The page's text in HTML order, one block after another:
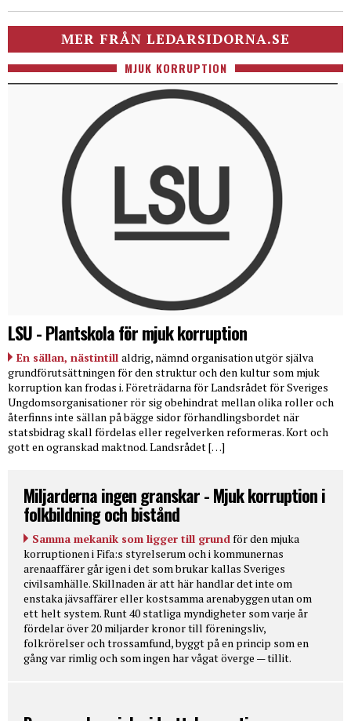
MER FRÅN LEDARSIDORNA.SE
MJUK KORRUPTION
LSU - Plantskola för mjuk korruption
En sällan, nästintill aldrig, nämnd organisation utgör själva
grundförutsättningen för den struktur och den kultur som mjuk
korruption kan frodas i. Företrädarna för Landsrådet för Sveriges
Ungdomsorganisationer rör sig obehindrat mellan olika roller och
återfinns inte sällan på bägge sidor förhandlingsbordet när
statsbidrag skall fördelas eller regelverken reformeras. Kort och
gott en ogranskad maktnod. Landsrådet […]
Miljarderna ingen granskar - Mjuk korruption i
folkbildning och bistånd
Samma mekanik som ligger till grund för den mjuka
korruptionen i Fifa:s styrelserum och i kommunernas
arenaaffärer går igen i det som brukar kallas Sveriges
civilsamhälle. Skillnaden är att här handlar det inte om
enstaka jävsaffärer eller kostsamma arenabyggen utan om
ett helt system. Runt 40 statliga myndigheter som varje år
fördelar över 20 miljarder kronor till föreningsliv,
folkrörelser och trossamfund, byggt på en princip som en
gång var rimlig och som ingen har vågat överge — tillit.